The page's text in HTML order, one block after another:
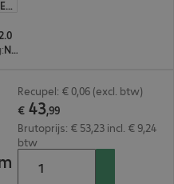
Europa
2.0
: Nee
Recupel: € 0,06 (excl. btw)
€ 43,99
Brutoprijs: € 53,23 incl. € 9,24
btw